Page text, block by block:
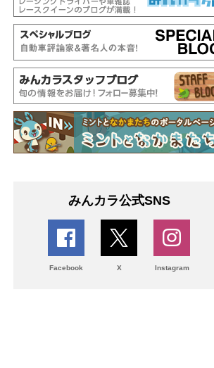
みんカラ公式SNS
Facebook X Instagram